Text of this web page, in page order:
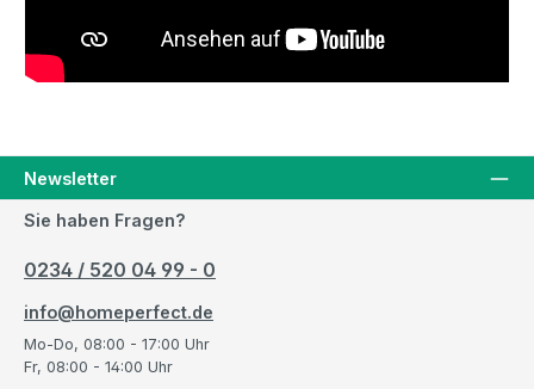
Newsletter
Sie haben Fragen?
0234 / 520 04 99 - 0
info@homeperfect.de
Mo-Do, 08:00 - 17:00 Uhr
Fr, 08:00 - 14:00 Uhr